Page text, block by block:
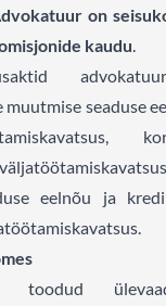
on
kaudu
seaduse
k
eelnõu ja
toodud